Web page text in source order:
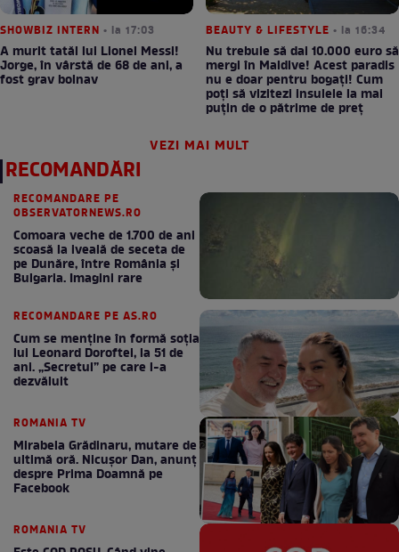
SHOWBIZ INTERN • la 17:03
A murit tatăl lui Lionel Messi!
Jorge, în vârstă de 68 de ani, a
fost grav bolnav
BEAUTY & LIFESTYLE • la 16:34
Nu trebuie să dai 10.000 euro să
mergi în Maldive! Acest paradis
nu e doar pentru bogați! Cum
poți să vizitezi insulele la mai
puțin de o pătrime de preț
VEZI MAI MULT
RECOMANDĂRI
RECOMANDARE PE
OBSERVATORNEWS.RO
Comoara veche de 1.700 de ani
scoasă la iveală de seceta de
pe Dunăre, între România şi
Bulgaria. Imagini rare
RECOMANDARE PE AS.RO
Cum se menţine în formă soţia
lui Leonard Doroftei, la 51 de
ani. „Secretul” pe care l-a
dezvăluit
ROMANIA TV
Mirabela Grădinaru, mutare de
ultimă oră. Nicuşor Dan, anunţ
despre Prima Doamnă pe
Facebook
ROMANIA TV